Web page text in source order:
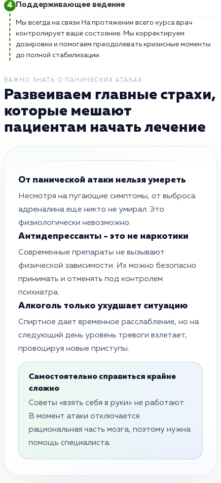
Поддерживающее ведение
Мы всегда на связи На протяжении всего курса врач
контролирует ваше состояние. Мы корректируем
дозировки и помогаем преодолевать кризисные моменты
до полной стабилизации.
ВАЖНО ЗНАТЬ О ПАНИЧЕСКИХ АТАКАХ
Развеиваем главные страхи,
которые мешают
пациентам начать лечение
От панической атаки нельзя умереть
Несмотря на пугающие симптомы, от выброса
адреналина еще никто не умирал. Это
физиологически невозможно.
Антидепрессанты - это не наркотики
Современные препараты не вызывают
физической зависимости. Их можно безопасно
принимать и отменять под контролем
психиатра.
Алкоголь только ухудшает ситуацию
Спиртное дает временное расслабление, но на
следующий день уровень тревоги взлетает,
провоцируя новые приступы.
Самостоятельно справиться крайне
сложно
Советы «взять себя в руки» не работают.
В момент атаки отключается
рациональная часть мозга, поэтому нужна
помощь специалиста.